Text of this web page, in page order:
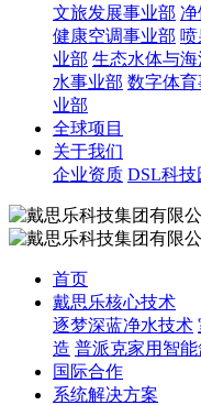
文旅发展事业部 净
健康空调事业部
业部 生态水体与
水事业部 数字体
业部
全球项目
关于我们
企业资质 DSL科技
首页
戴思乐核心技术
逐梦深蓝净水技术
造 普派克家用智
国际合作
系统解决方案